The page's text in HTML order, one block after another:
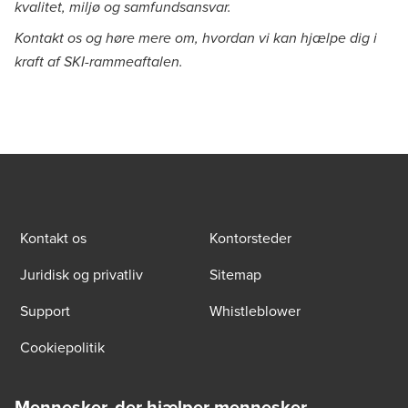
kvalitet, miljø og samfundsansvar.
Kontakt os og høre mere om, hvordan vi kan hjælpe dig i
kraft af SKI-rammeaftalen.
Kontakt os
Kontorsteder
Juridisk og privatliv
Sitemap
Support
Whistleblower
Cookiepolitik